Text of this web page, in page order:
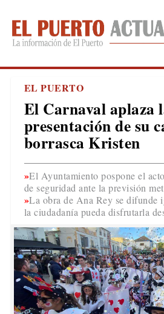
EL PUERTO
El Carnaval aplaza
presentación de su
borrasca Kristen
El Ayuntamiento pospone el
de seguridad ante la previsión
La obra de Ana Rey se difunde
la ciudadanía pueda disfrutarla